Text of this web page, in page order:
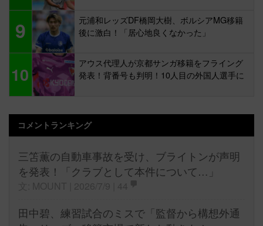
9
元浦和レッズDF橋岡大樹、ボルシアMG移籍
後に激白！「居心地良くなかった」
10
アウス代理人が京都サンガ移籍をフライング
発表！背番号も判明！10人目の外国人選手に
コメントランキング
三笘薫の自動車事故を受け、ブライトンが声明
を発表！「クラブとして本件について…」
田中碧、練習試合のミスで「監督から構想外通